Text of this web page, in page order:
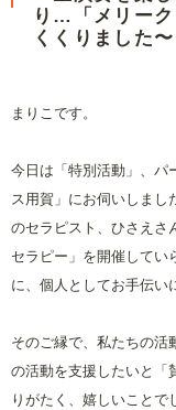
り…「メリー
くくりました〜
まりこです。
今日は「特別活動」、パ
ス用賀」にお伺いしまし
のセラピスト、ひさえさ
セラピー」を開催してい
に、個人としてお手伝い
そのご縁で、私たちの活
の活動を支援したいと「
りがたく、嬉しいことで